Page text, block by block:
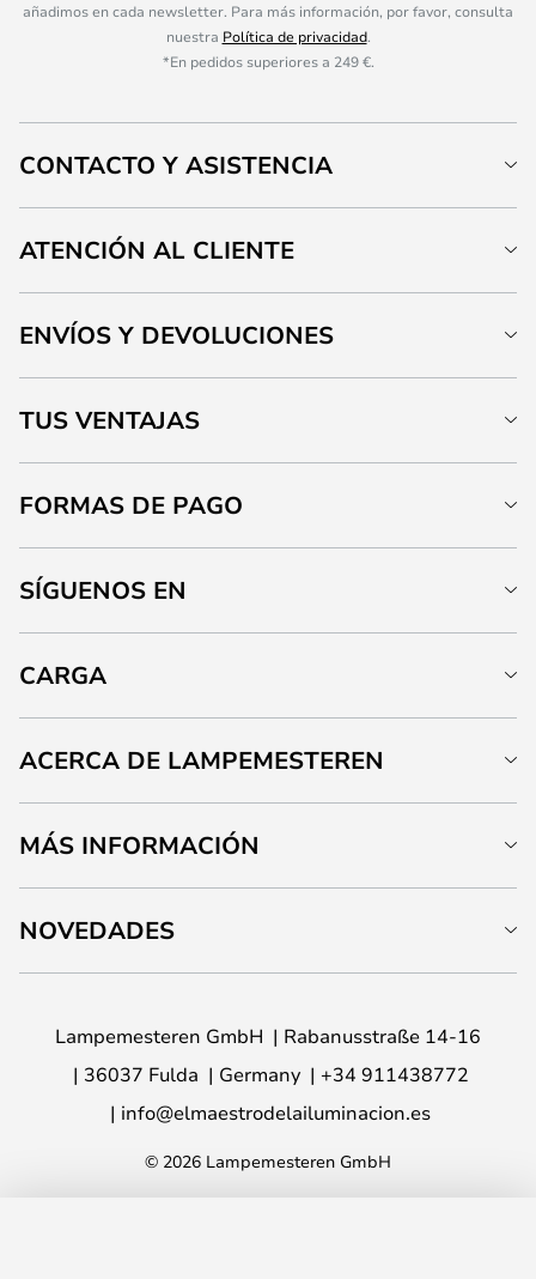
añadimos en cada newsletter. Para más información, por favor, consulta
nuestra Política de privacidad.
*En pedidos superiores a 249 €.
CONTACTO Y ASISTENCIA
ATENCIÓN AL CLIENTE
ENVÍOS Y DEVOLUCIONES
TUS VENTAJAS
FORMAS DE PAGO
SÍGUENOS EN
CARGA
ACERCA DE LAMPEMESTEREN
MÁS INFORMACIÓN
NOVEDADES
Lampemesteren GmbH
Rabanusstraße 14-16
36037 Fulda
Germany
+34 911438772
info@elmaestrodelailuminacion.es
© 2026 Lampemesteren GmbH